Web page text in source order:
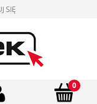
SIĘ